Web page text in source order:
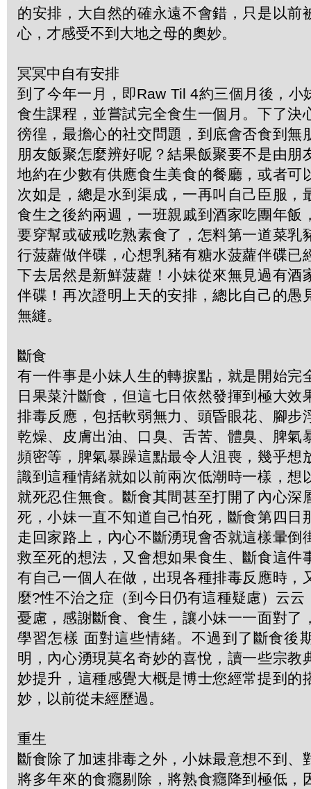
的安排，大自然的確永遠不會錯，只是以前
心，才感受不到大地之母的奧妙。
冥冥中自有安排
到了今年一月，即Raw Til 4約三個月後，小
食生課程，並嘗試完全食生一個月。下了決
徬徨，最擔心的社交問題，到底會否食到無
朋友飯聚怎麼辨好呢？結果飯聚要不是由朋
地約在少數有供應食生美食的餐廳，或者可
次如是，總是水到渠成，一再叫自己臣服，
食生之後約兩週，一班親戚到酒家吃團年飯
要穿幫或破戒吃熟素食了，怎料第一道菜乳
行菠蘿做伴碟，心想乳豬有糖水菠蘿伴碟已
下去居然是新鮮菠蘿！小妹從來無見過有酒
伴碟！再次證明上天的安排，總比自己的愚
無縫。
斷食
有一件事是小妹人生的轉捩點，就是開始完
日果菜汁斷食，但這七日依然發揮到極大效
排毒反應，包括軟弱無力、頭昏眼花、腳步
乾燥、皮膚出油、口臭、舌苦、體臭、脾氣
頻密等，脾氣暴躁這點最令人沮喪，幾乎想
識到這種情緒就如以前兩次低潮時一樣，想
就死忍住無食。斷食其間甚至打開了內心深
死，小妹一直不知道自己怕死，斷食第四日
走回家路上，內心不斷湧現會否就這樣暈倒
救至死的想法，又會想如果食生、斷食這件
有自己一個人在做，出現各種排毒反應時，
麼?性不治之症（到今日仍有這種疑慮）云
憂慮，感謝斷食、食生，讓小妹一一面對了
學習怎樣 面對這些情緒。不過到了斷食後
明，內心湧現莫名奇妙的喜悅，讀一些宗教
妙提升，這種感覺大概是博士您經常提到的
妙，以前從未經歷過。
重生
斷食除了加速排毒之外，小妹最意想不到、
將多年來的食癮剔除，將熟食癮降到極低，